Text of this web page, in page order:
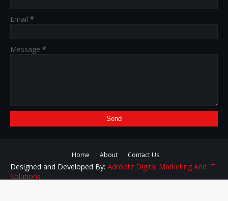
Email *
Message *
Home About Contact Us
Designed and Developed By: Adrootz Digital Marketing And IT
Solutions